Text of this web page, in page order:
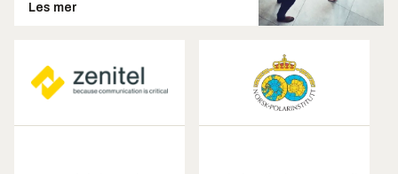
Les mer